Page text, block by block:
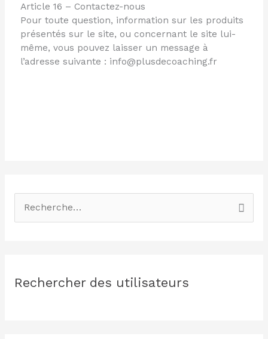
Article 16 – Contactez-nous
Pour toute question, information sur les produits
présentés sur le site, ou concernant le site lui-
même, vous pouvez laisser un message à
l’adresse suivante : info@plusdecoaching.fr
e
Rechercher des utilisateurs